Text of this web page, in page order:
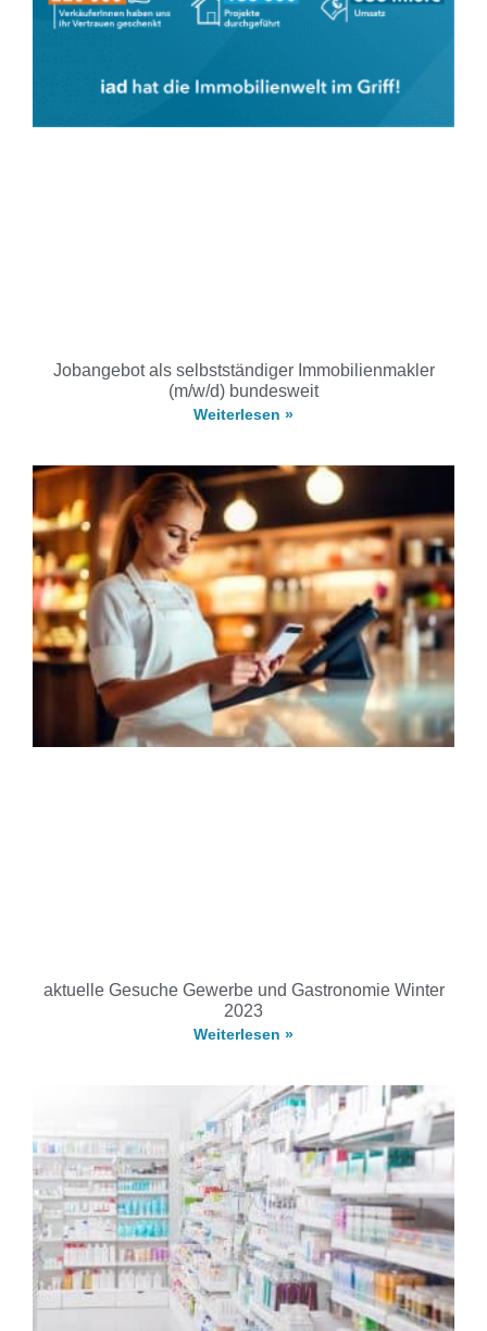
Jobangebot als selbstständiger Immobilienmakler
(m/w/d) bundesweit
Weiterlesen »
aktuelle Gesuche Gewerbe und Gastronomie Winter
2023
Weiterlesen »